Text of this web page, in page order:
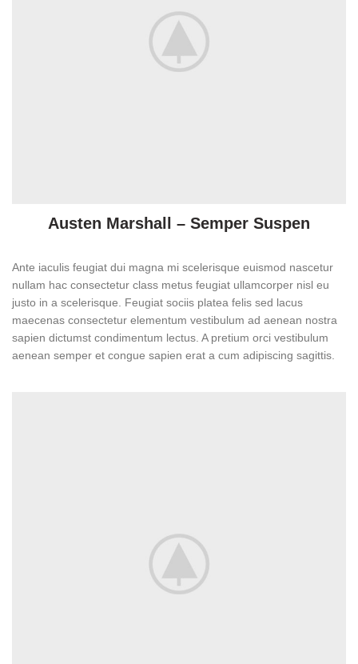
Austen Marshall – Semper Suspen
Ante iaculis feugiat dui magna mi scelerisque euismod nascetur
nullam hac consectetur class metus feugiat ullamcorper nisl eu
justo in a scelerisque. Feugiat sociis platea felis sed lacus
maecenas consectetur elementum vestibulum ad aenean nostra
sapien dictumst condimentum lectus. A pretium orci vestibulum
aenean semper et congue sapien erat a cum adipiscing sagittis.